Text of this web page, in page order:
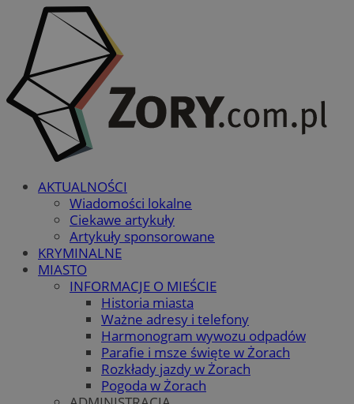
AKTUALNOŚCI
Wiadomości lokalne
Ciekawe artykuły
Artykuły sponsorowane
KRYMINALNE
MIASTO
INFORMACJE O MIEŚCIE
Historia miasta
Ważne adresy i telefony
Harmonogram wywozu odpadów
Parafie i msze święte w Żorach
Rozkłady jazdy w Żorach
Pogoda w Żorach